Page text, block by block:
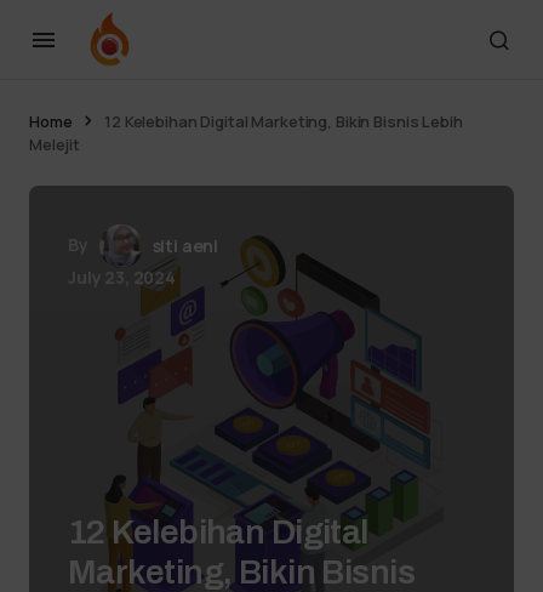
Home
12 Kelebihan Digital Marketing, Bikin Bisnis Lebih
Melejit
siti aeni
July 23, 2024
12 Kelebihan Digital
Marketing, Bikin Bisnis